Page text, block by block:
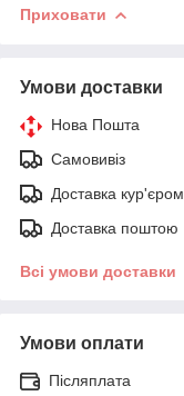
Приховати
Умови доставки
Нова Пошта
Самовивіз
Доставка кур'єром
Доставка поштою
Всі умови доставки
Умови оплати
Післяплата